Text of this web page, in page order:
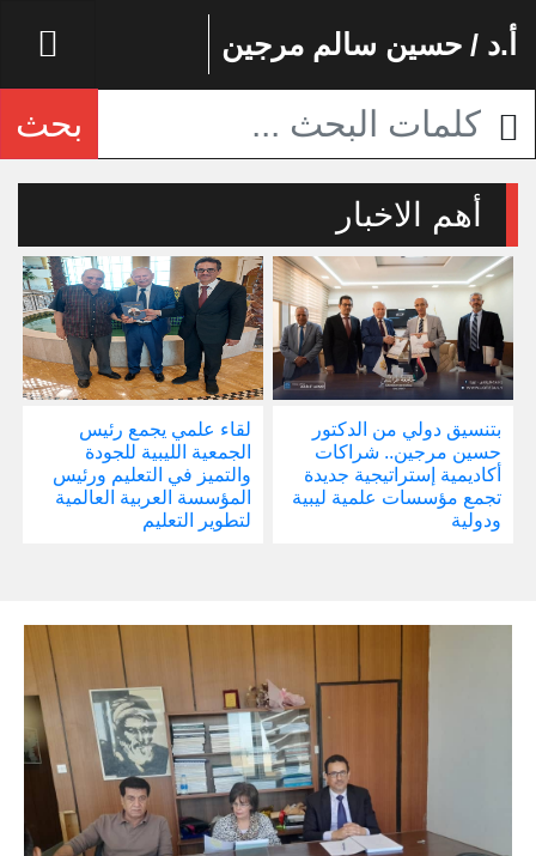
أ.د / حسين سالم مرجين
بحث
أهم الاخبار
بتنسيق دولي من الدكتور
حسين مرجين.. شراكات
أكاديمية إستراتيجية جديدة
تجمع مؤسسات علمية ليبية
ودولية
لقاء علمي يجمع رئيس
الجمعية الليبية للجودة
والتميز في التعليم ورئيس
المؤسسة العربية العالمية
لتطوير التعليم